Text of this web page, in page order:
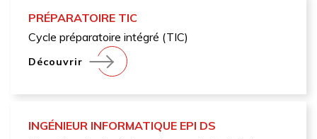
PRÉPARATOIRE TIC
Cycle préparatoire intégré (TIC)
Découvrir
INGÉNIEUR INFORMATIQUE EPI DS